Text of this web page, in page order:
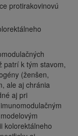
protirakovinovú
patrí k tým stavom,
(ženšen,
ale aj chránia
aj pri
kolorektálneho